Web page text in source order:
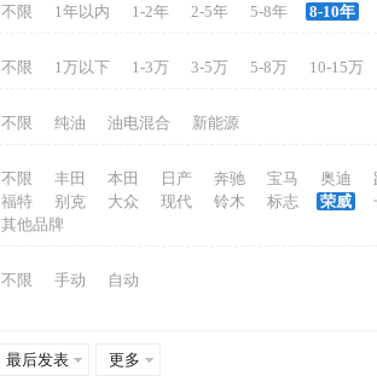
不限 1年以内 1-2年 2-5年 5-8年 8-10年
不限 1万以下 1-3万 3-5万 5-8万 10-15万
不限 纯油 油电混合 新能源
不限 丰田 本田 日产 奔驰 宝马 奥迪
福特
别克 大众 现代 铃木 标志 荣威
其他品牌
不限 手动 自动
最后发表 更多